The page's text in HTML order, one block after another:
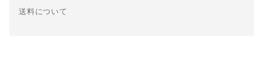
送料について